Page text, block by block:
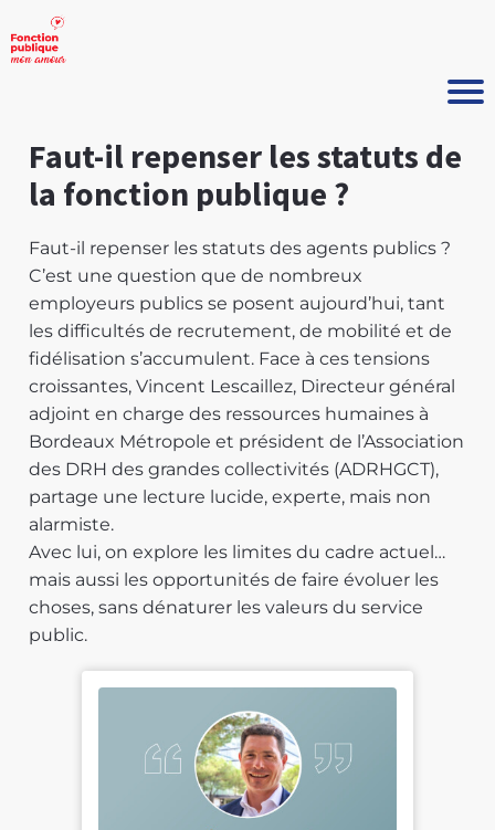
Faut-il repenser les statuts de
la fonction publique ?
Faut-il repenser les statuts des agents publics ?
C’est une question que de nombreux
employeurs publics se posent aujourd’hui, tant
les difficultés de recrutement, de mobilité et de
fidélisation s’accumulent. Face à ces tensions
croissantes, Vincent Lescaillez, Directeur général
adjoint en charge des ressources humaines à
Bordeaux Métropole et président de l’Association
des DRH des grandes collectivités (ADRHGCT),
partage une lecture lucide, experte, mais non
alarmiste.
Avec lui, on explore les limites du cadre actuel…
mais aussi les opportunités de faire évoluer les
choses, sans dénaturer les valeurs du service
public.